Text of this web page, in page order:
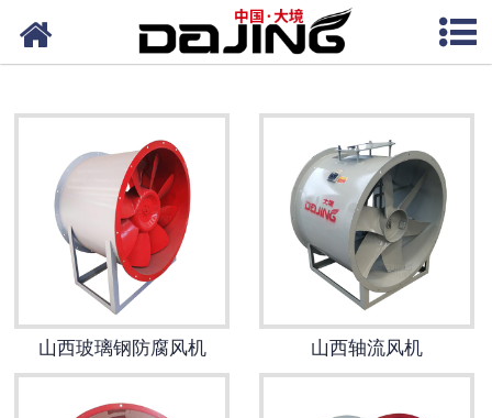
网站首页
山西除尘风机
山西高压风机
山西轴流风机
山西输送风机
山西玻璃钢防腐风机 山西轴流风机